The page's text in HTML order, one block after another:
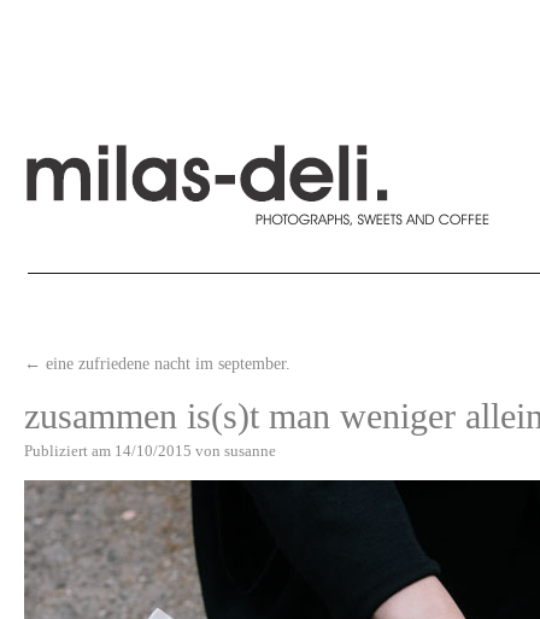
← eine zufriedene nacht im september.
zusammen is(s)t man weniger
Publiziert am 14/10/2015 von susanne